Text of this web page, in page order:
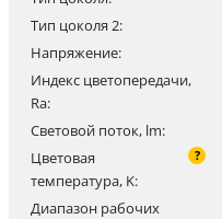
Тип цоколя 2:
Напряжение:
Индекс цветопередачи,
Ra:
Световой поток, lm:
Цветовая
температура, K:
?
Диапазон рабочих